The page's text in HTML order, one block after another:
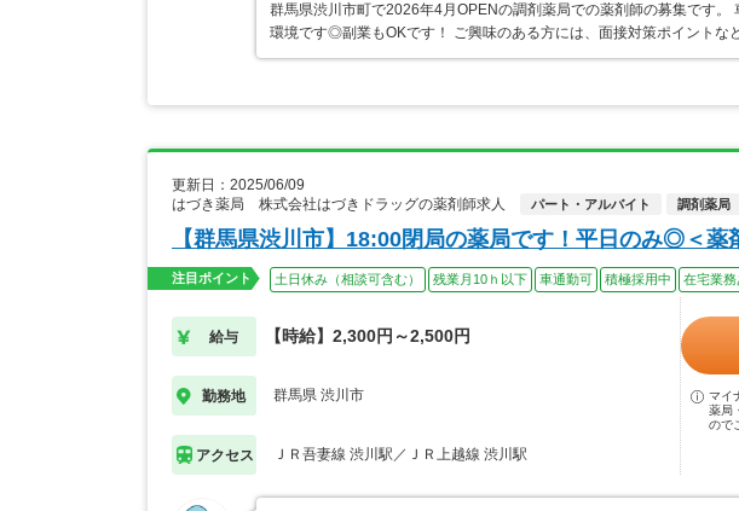
群馬県渋川市町で2026年4月OPENの調剤薬局での薬剤師の募集です
環境です◎副業もOKです！ ご興味のある方には、面接対策ポイントな
更新日：2025/06/09
はづき薬局 株式会社はづきドラッグの薬剤師求人
パート・アルバイト 調剤薬局
【群馬県渋川市】18:00閉局の薬局です！平日のみ◎＜薬
注目ポイント 土日休み（相談可含む） 残業月10ｈ以下 車通勤可 積極採用中 在宅業務
給与 【時給】2,300円～2,500円
勤務地 群馬県 渋川市
アクセス ＪＲ吾妻線 渋川駅／ＪＲ上越線 渋川駅
マイ
薬局
ので